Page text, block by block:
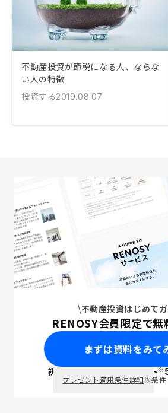
不動産投資が節税になる人、ならな
い人の特徴
投資する2019.08.07
不動産投資はじめて
RENOSY会員限定で無
まずは資料をみて
初回面談で ポイント※
プレゼント適用条件詳細※条件